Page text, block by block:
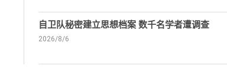
自卫队秘密建立思想档案 数千名学者遭调查
2026/8/6